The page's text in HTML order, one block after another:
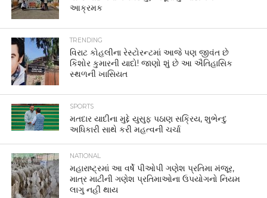
આક્રમક
TRENDING
વિરાટ કોહલીના રેસ્ટોરન્ટમાં આજે પણ જીવંત છે
કિશોર કુમારની યાદો! જાણો શું છે આ ઐતિહાસિક
સ્થળની ખાસિયત
SPORTS
મતદાર યાદીના મુદ્દે યુસુફ પઠાણ સક્રિય, શુભેન્દુ
અધિકારી સાથે કરી મહત્વની ચર્ચા
NATIONAL
મહારાષ્ટ્રમાં આ વર્ષે પીઓપી ગણેશ પ્રતિમા મંજૂર,
માત્ર માટીની ગણેશ પ્રતિમાઓના ઉપયોગનો નિયમ
લાગુ નહીં થાય